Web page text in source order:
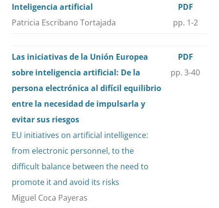
Inteligencia artificial
Patricia Escribano Tortajada
PDF
pp. 1-2
Las iniciativas de la Unión Europea
sobre inteligencia artificial: De la
persona electrónica al difícil equilibrio
entre la necesidad de impulsarla y
evitar sus riesgos
EU initiatives on artificial intelligence:
from electronic personnel, to the
difficult balance between the need to
promote it and avoid its risks
Miguel Coca Payeras
PDF
pp. 3-40